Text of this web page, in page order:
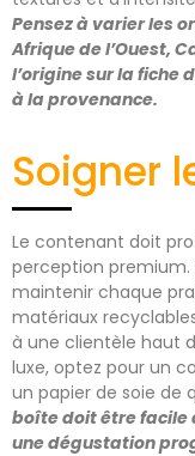
Pensez à varier les
Afrique de l’Ouest,
l’origine sur la fiche
à la provenance.
Soigner
Le contenant doit
perception premium.
maintenir chaque
matériaux
à une clientèle haut
luxe, optez pour un
un papier de soie de
boîte doit être facile
une dégustation